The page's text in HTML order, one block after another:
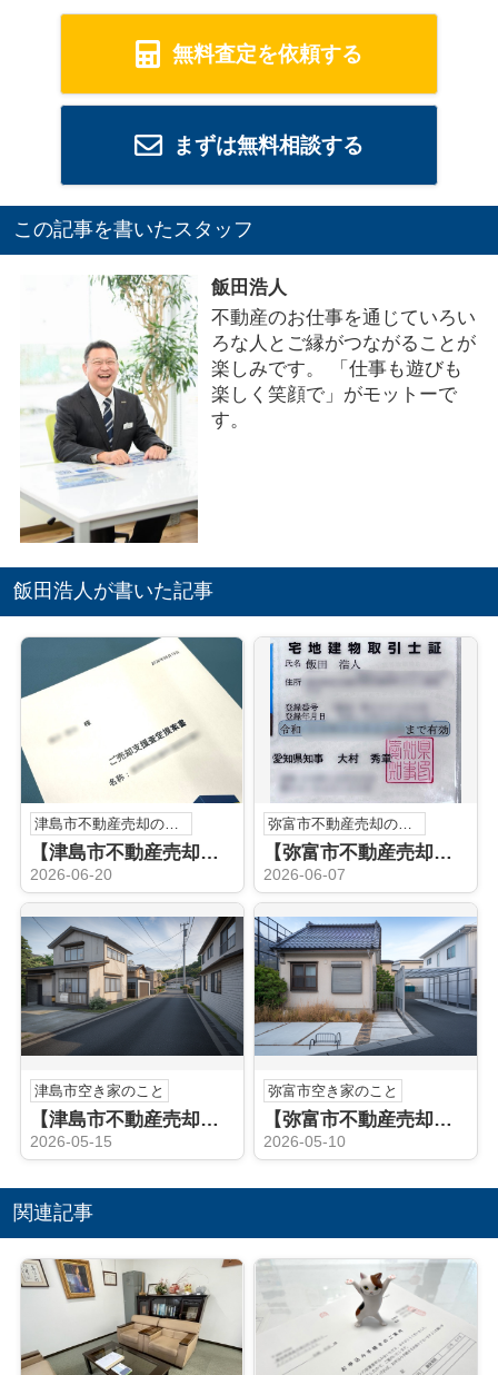
無料査定を依頼する
まずは無料相談する
この記事を書いたスタッフ
飯田浩人
不動産のお仕事を通じていろい
ろな人とご縁がつながることが
楽しみです。 「仕事も遊びも
楽しく笑顔で」がモットーで
す。
飯田浩人が書いた記事
津島市不動産売却のこと
【津島市不動産売却】不動産売却査定
2026-06-20
弥富市不動産売却のこと
【弥富市不動産売却】宅地建物取引士
2026-06-07
津島市空き家のこと
【津島市不動産売却】津島市の空き家売却でお悩みですか？相談の流れと注意点をやさしく解説
2026-05-15
弥富市空き家のこと
【弥富市不動産売却】弥富市の空き家売却はどう進める？方法と流れを分かりやすく解説
2026-05-10
関連記事